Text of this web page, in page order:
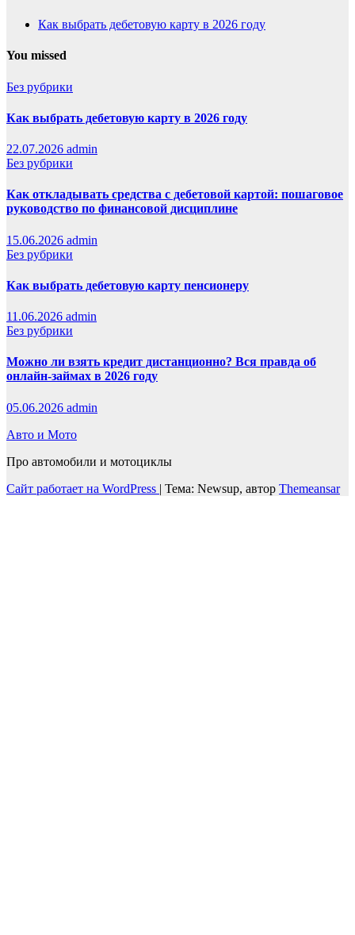
Как выбрать дебетовую карту в 2026 году
You missed
Без рубрики
Как выбрать дебетовую карту в 2026 году
22.07.2026 admin
Без рубрики
Как откладывать средства с дебетовой картой: пошаговое
руководство по финансовой дисциплине
15.06.2026 admin
Без рубрики
Как выбрать дебетовую карту пенсионеру
11.06.2026 admin
Без рубрики
Можно ли взять кредит дистанционно? Вся правда об
онлайн-займах в 2026 году
05.06.2026 admin
Авто и Мото
Про автомобили и мотоциклы
Сайт работает на WordPress | Тема: Newsup, автор Themeansar